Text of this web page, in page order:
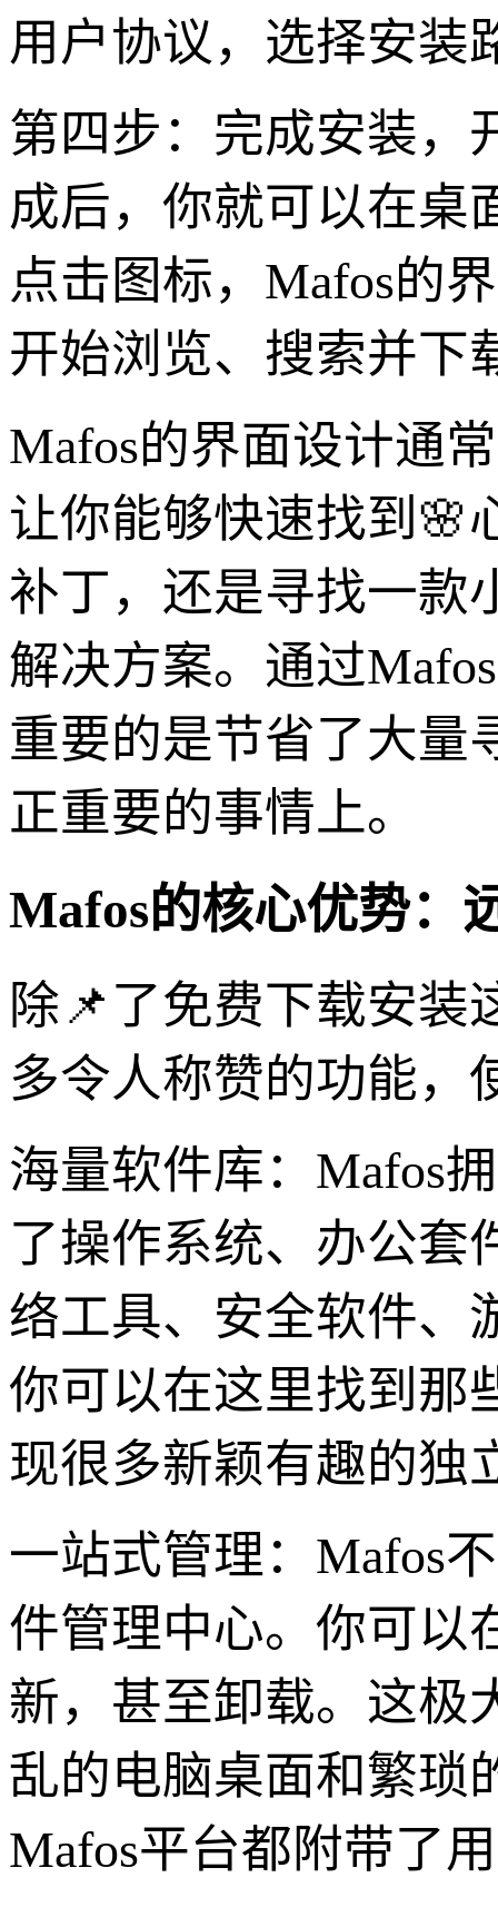
用户协议，选择安装
第四步：完成安装，
成后，你就可以在桌
点击图标，Mafos的
开始浏览、搜索并下
Mafos的界面设计通
让你能够快速找到🌸
补丁，还是寻找一款
解决方案。通过
重要的是节省了大量
正重要的事情上。
Mafos的核心优势：
除📌了免费下载安装
多令人称赞的功能，
海量软件库：Mafos
了操作系统、办公套
络工具、安全软件、
你可以在这里找到那
现很多新颖有趣的独
一站式管理：Mafos
件管理中心。你可以
新，甚至卸载。这极
乱的电脑桌面和繁琐
Mafos平台都附带了